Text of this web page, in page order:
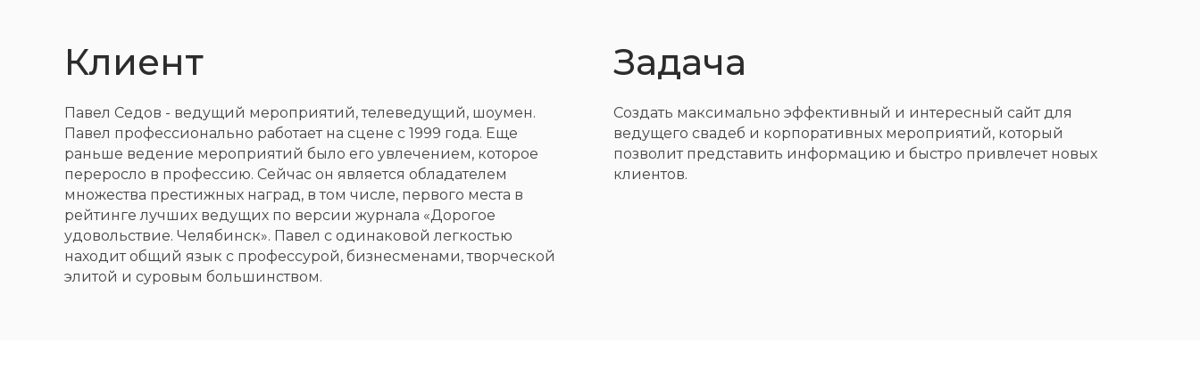
Клиент
Павел Седов - ведущий мероприятий, телеведущий, шоумен.
Павел профессионально работает на сцене с 1999 года. Еще
раньше ведение мероприятий было его увлечением, которое
переросло в профессию. Сейчас он является обладателем
множества престижных наград, в том числе, первого места в
рейтинге лучших ведущих по версии журнала «Дорогое
удовольствие. Челябинск». Павел с одинаковой легкостью
находит общий язык с профессурой, бизнесменами, творческой
элитой и суровым большинством.
Задача
Создать максимально эффективный и интересный сайт для
ведущего свадеб и корпоративных мероприятий, который
позволит представить информацию и быстро привлечет новых
клиентов.